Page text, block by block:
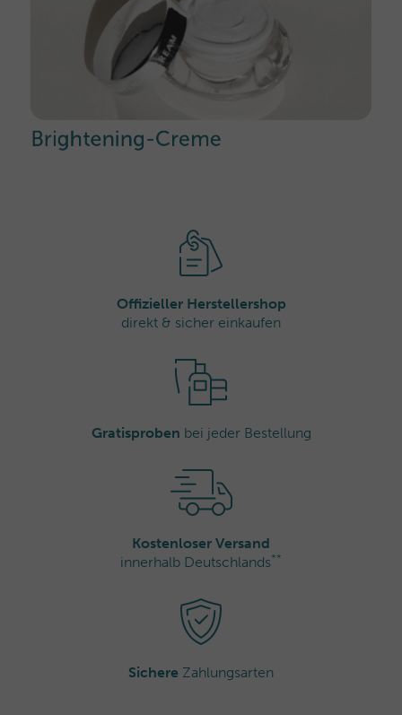
Offizieller Herstellershop
direkt & sicher einkaufen
Gratisproben bei jeder Bestellung
Kostenloser Versand
innerhalb Deutschlands**
Sichere Zahlungsarten